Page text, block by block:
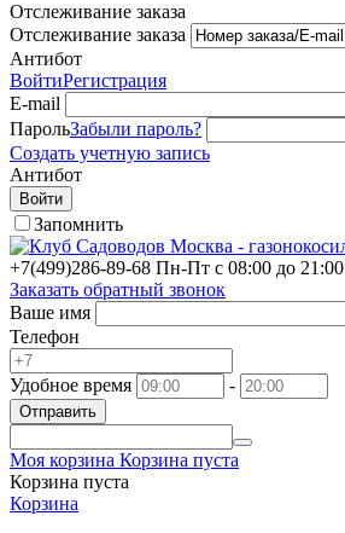
Отслеживание заказа
Отслеживание заказа
Антибот
ВойтиРегистрация
E-mail
ПарольЗабыли пароль?
Создать учетную запись
Антибот
Войти
Запомнить
+7(499)286-89-68 Пн-Пт с 08:00 до 21:00
Заказать обратный звонок
Ваше имя
Телефон
Удобное время -
Отправить
Моя корзина Корзина пуста
Корзина пуста
Корзина